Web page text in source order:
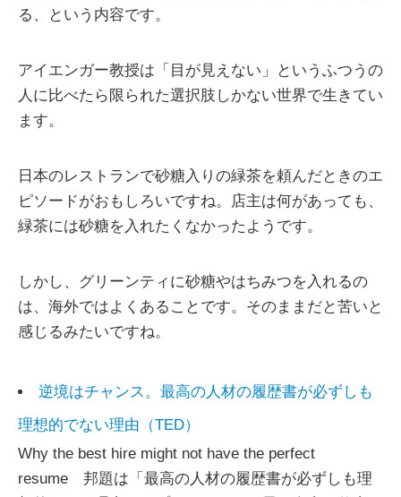
る、という内容です。
アイエンガー教授は「目が見えない」というふつうの
人に比べたら限られた選択肢しかない世界で生きてい
ます。
日本のレストランで砂糖入りの緑茶を頼んだときのエ
ピソードがおもしろいですね。店主は何があっても、
緑茶には砂糖を入れたくなかったようです。
しかし、グリーンティに砂糖やはちみつを入れるの
は、海外ではよくあることです。そのままだと苦いと
感じるみたいですね。
逆境はチャンス。最高の人材の履歴書が必ずしも
理想的でない理由（TED）
Why the best hire might not have the perfect
resume 邦題は「最高の人材の履歴書が必ずしも理